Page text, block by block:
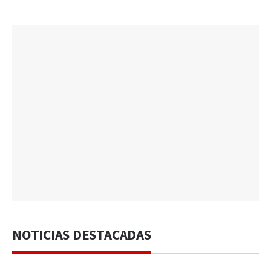
NOTICIAS DESTACADAS